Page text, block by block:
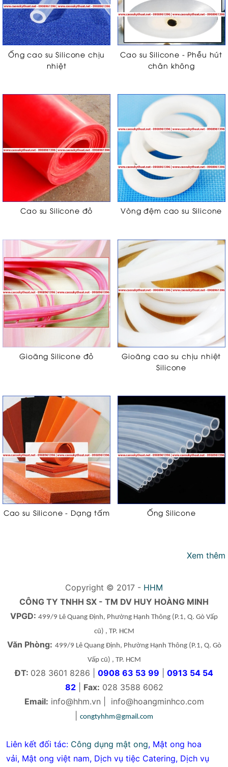
Ống cao su Silicone chịu
nhiệt
Cao su Silicone - Phễu hút
chân không
Cao su Silicone đỏ Vòng đệm cao su Silicone
Gioăng Silicone đỏ
Gioăng cao su chịu nhiệt
Silicone
Cao su Silicone - Dạng tấm Ống Silicone
Xem thêm
Copyright © 2017 - HHM
CÔNG TY TNHH SX - TM DV HUY HOÀNG MINH
VPGD: 499/9 Lê Quang Định, Phường Hạnh Thông (P.1, Q. Gò Vấp
cũ) , TP. HCM
Văn Phòng: 499/9 Lê Quang Định, Phường Hạnh Thông(P.1, Q. Gò
Vấp cũ) , TP. HCM
ĐT: 028 3601 8286 | 0908 63 53 99
0913 54 54
82| Fax: 028 3588 6062
Email: info@hhm.vn
info@hoangminhco.com
congtyhhm@gmail.com
Liên kết đối tác: Công dụng mật ong, Mật ong hoa
vải, Mật ong việt nam, Dịch vụ tiệc Catering, Dịch vụ